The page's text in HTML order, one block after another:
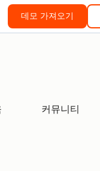
데모 가져오기
커뮤니티